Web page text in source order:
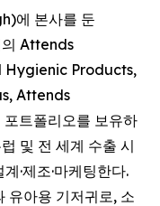
에 본사를 둔
Attends
Products,
Attends
트폴리오를 보유하
및 전 세계 수출 시
·제조·마케팅한다.
유아용 기저귀로, 소